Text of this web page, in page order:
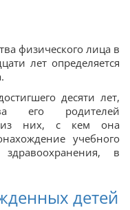
физического лица в
лет определяется
десяти лет,
его родителей
из них, с кем она
учебного
в
детей